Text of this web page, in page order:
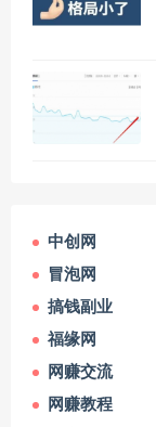
中创网
冒泡网
搞钱副业
福缘网
网赚交流
网赚教程